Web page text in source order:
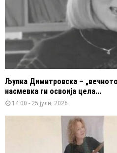
Љупка Димитровска – „вечното
насмевка ги освоија цела...
14:00 - 25 јули, 2026